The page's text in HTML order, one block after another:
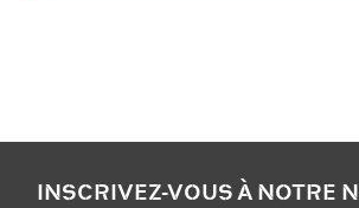
INSCRIVEZ-VOUS À NOTRE